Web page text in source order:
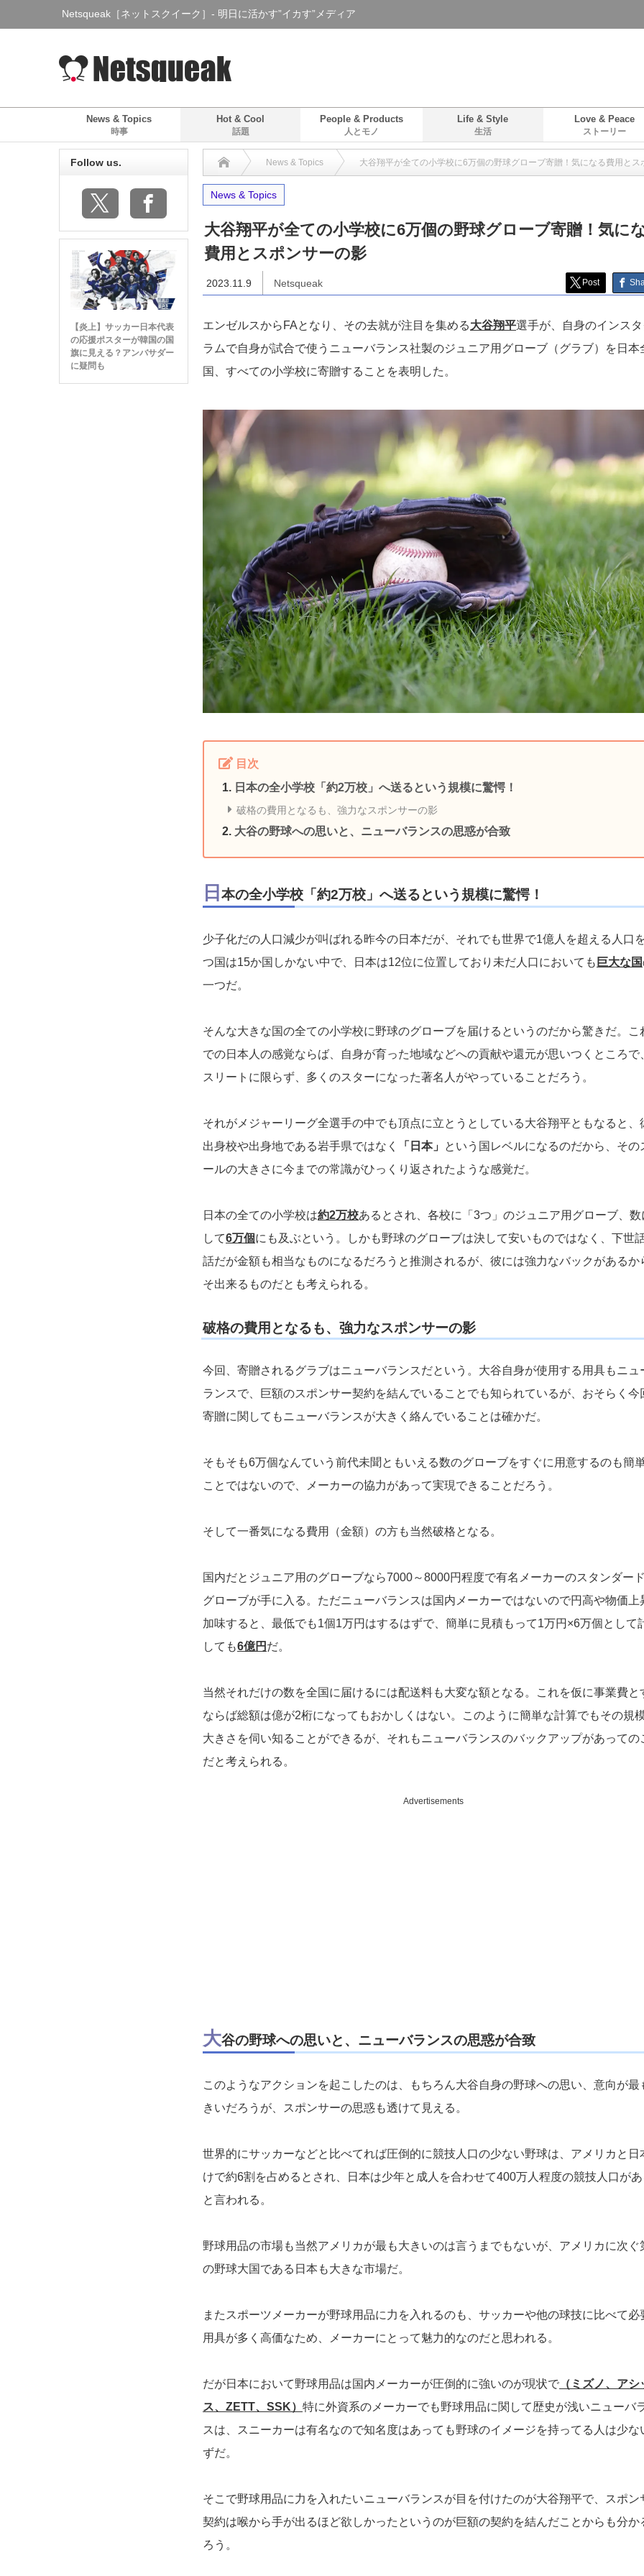
Netsqueak［ネットスクイーク］- 明日に活かす”イカす”メディア
News & Topics
時事
Hot & Cool
話題
People & Products
人とモノ
Life & Style
生活
Love & Peace
ストーリー
News & Topics 大谷翔平が全ての小学校に6万個の野球グローブ寄贈！気になる費用とス
News & Topics
大谷翔平が全ての小学校に6万個の野球グローブ寄贈！気に
費用とスポンサーの影
2023.11.9 Netsqueak Post
エンゼルスからFAとなり、その去就が注目を集める大谷翔平選手が、自身のインス
ラムで自身が試合で使うニューバランス社製のジュニア用グローブ（グラブ）を日本
国、すべての小学校に寄贈することを表明した。
目次
日本の全小学校「約2万校」へ送るという規模に驚愕！
破格の費用となるも、強力なスポンサーの影
大谷の野球への思いと、ニューバランスの思惑が合致
日 本の全小学校「約2万校」へ送るという規模に驚愕！
少子化だの人口減少が叫ばれる昨今の日本だが、それでも世界で1億人を超える人口
つ国は15か国しかない中で、日本は12位に位置しており未だ人口においても 巨大な国
一つだ。
そんな大きな国の全ての小学校に野球のグローブを届けるというのだから驚きだ。こ
での日本人の感覚ならば、自身が育った地域などへの貢献や還元が思いつくところで
スリートに限らず、多くのスターになった著名人がやっていることだろう。
それがメジャーリーグ全選手の中でも頂点に立とうとしている大谷翔平ともなると、
出身校や出身地である岩手県ではなく
「日本」
という国レベルになるのだから、その
ールの大きさに今までの常識がひっくり返されたような感覚だ。
日本の全ての小学校は約2万校あるとされ、各校に「3つ」のジュニア用グローブ、数
して6万個にも及ぶという。しかも野球のグローブは決して安いものではなく、下世
話だが金額も相当なものになるだろうと推測されるが、彼には強力なバックがあるか
そ出来るものだとも考えられる。
破格の費用となるも、強力なスポンサーの影
今回、寄贈されるグラブはニューバランスだという。大谷自身が使用する用具もニュ
ランスで、巨額のスポンサー契約を結んでいることでも知られているが、おそらく今
寄贈に関してもニューバランスが大きく絡んでいることは確かだ。
そもそも6万個なんていう前代未聞ともいえる数のグローブをすぐに用意するのも簡
ことではないので、メーカーの協力があって実現できることだろう。
そして一番気になる費用（金額）の方も当然破格となる。
国内だとジュニア用のグローブなら7000～8000円程度で有名メーカーのスタンダー
グローブが手に入る。ただニューバランスは国内メーカーではないので円高や物価上
加味すると、最低でも1個1万円はするはずで、簡単に見積もって1万円×6万個として
しても6億円 だ。
当然それだけの数を全国に届けるには配送料も大変な額となる。これを仮に事業費と
ならば総額は億が2桁になってもおかしくはない。このように簡単な計算でもその規
大きさを伺い知ることができるが、それもニューバランスのバックアップがあっての
だと考えられる。
Advertisements
大谷の野球への思いと、ニューバランスの思惑が合致
このようなアクションを起こしたのは、もちろん大谷自身の野球への思い、意向が最
きいだろうが、スポンサーの思惑も透けて見える。
世界的にサッカーなどと比べてれば圧倒的に競技人口の少ない野球は、アメリカと日
けで約6割を占めるとされ、日本は少年と成人を合わせて400万人程度の競技人口があ
と言われる。
野球用品の市場も当然アメリカが最も大きいのは言うまでもないが、アメリカに次ぐ
の野球大国である日本も大きな市場だ。
またスポーツメーカーが野球用品に力を入れるのも、サッカーや他の球技に比べて必
用具が多く高価なため、メーカーにとって魅力的なのだと思われる。
だが日本において野球用品は国内メーカーが圧倒的に強いのが現状で （ミズノ、アシ
ス、ZETT、SSK） 特に外資系のメーカーでも野球用品に関して歴史が浅いニューバ
スは、スニーカーは有名なので知名度はあっても野球のイメージを持ってる人は少な
ずだ。
そこで野球用品に力を入れたいニューバランスが目を付けたのが大谷翔平で、スポン
契約は喉から手が出るほど欲しかったというのが巨額の契約を結んだことからも分か
ろう。
Follow us.
【炎上】サッカー日本代表
の応援ポスターが韓国の国
旗に見える？アンバサダー
に疑問も